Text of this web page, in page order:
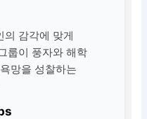
의 감각에 맞게
룹이 풍자와 해학
망을 성찰하는